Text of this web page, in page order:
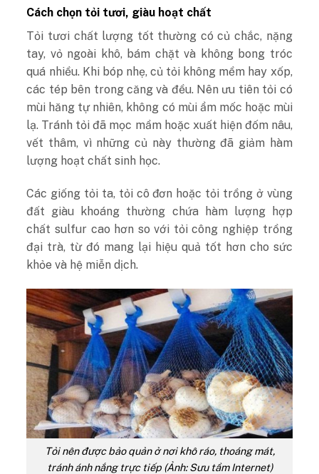
Cách chọn tỏi tươi, giàu hoạt chất
Tỏi tươi chất lượng tốt thường có củ chắc, nặng
tay, vỏ ngoài khô, bám chặt và không bong tróc
quá nhiều. Khi bóp nhẹ, củ tỏi không mềm hay xốp,
các tép bên trong căng và đều. Nên ưu tiên tỏi có
mùi hăng tự nhiên, không có mùi ẩm mốc hoặc mùi
lạ. Tránh tỏi đã mọc mầm hoặc xuất hiện đốm nâu,
vết thâm, vì những củ này thường đã giảm hàm
lượng hoạt chất sinh học.
Các giống tỏi ta, tỏi cô đơn hoặc tỏi trồng ở vùng
đất giàu khoáng thường chứa hàm lượng hợp
chất sulfur cao hơn so với tỏi công nghiệp trồng
đại trà, từ đó mang lại hiệu quả tốt hơn cho sức
khỏe và hệ miễn dịch.
Tỏi nên được bảo quản ở nơi khô ráo, thoáng mát,
tránh ánh nắng trực tiếp (Ảnh: Sưu tầm Internet)